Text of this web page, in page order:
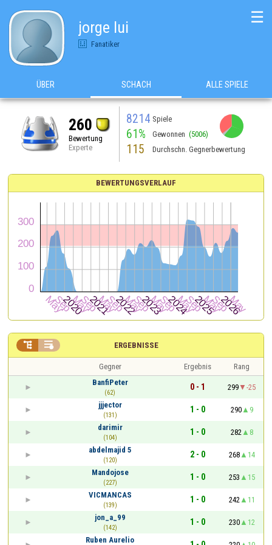
jorge lui
Fanatiker
☰
ÜBER SCHACH ALLE SPIELE
260
Bewertung
Experte
8214 Spiele
61% Gewonnen (5006)
115 Durchschn. Gegnerbewertung
BEWERTUNGSVERLAUF
ERGEBNISSE
 
Gegner Ergebnis
Rang
BanfiPeter
(62)
0 - 1 299
-25
jjjector
(131)
1 - 0 290
9
darimir
(104)
1 - 0 282
8
abdelmajid 5
(120)
2 - 0 268
14
Mandojose
(227)
1 - 0 253
15
VICMANCAS
(139)
1 - 0 242
11
jon_a_99
(142)
1 - 0 230
12
Ruben Aurelio